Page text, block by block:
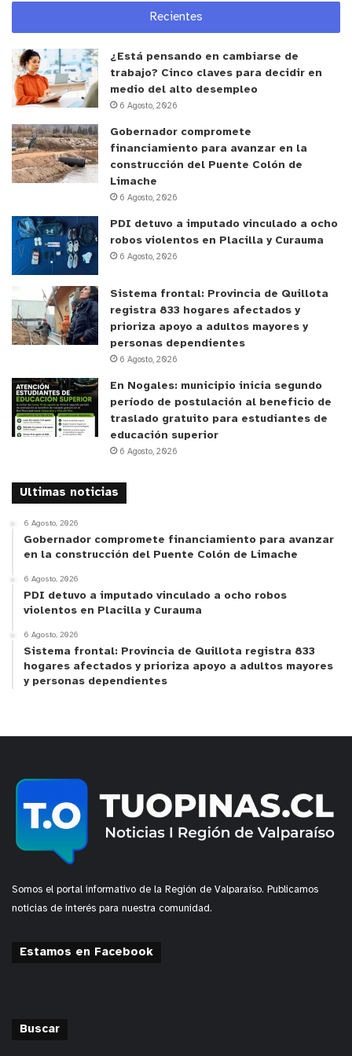
pronóstico del paciente se ve influenciado por el
tiempo en que nosotros debemos disponer de él
en el lugar en que tiene que estar; ya que si un
paciente está muy lejos, probablemente,
podríamos darle mayor oportunidad y mejor
pronóstico si es que ese paciente lo podemos
desplazar por vía aérea. Somos un territorio muy
extenso, de los más extensos del país, entonces
para nosotros la posibilidad de evacuar pacientes
por vía aérea, es una gran noticia”, señaló el
Director del SAMU SSVQ.
Además de pacientes, el traslado aéreo podría
favorecer también el transporte de órganos
procurados que permiten mejorar la sobrevida y
calidad de vida de los receptores; no obstante,
para el uso del helipuerto se requieren protocolos
clínicos a cumplir que están en pleno diseño y,
además, disponer de un convenio público con
alguna empresa dedicada a la aéreo evacuación de
helipuertos de los hospitales Gustavo Fricke y
operar.
y tú, ¿qué opinas?
Recientes
¿Está pensando en cambiarse de
trabajo? Cinco claves para decidir en
medio del alto desempleo
6 Agosto, 2026
Gobernador compromete
financiamiento para avanzar en la
construcción del Puente Colón de
Limache
6 Agosto, 2026
PDI detuvo a imputado vinculado a ocho
robos violentos en Placilla y Curauma
6 Agosto, 2026
Sistema frontal: Provincia de Quillota
registra 833 hogares afectados y
prioriza apoyo a adultos mayores y
personas dependientes
6 Agosto, 2026
En Nogales: municipio inicia segundo
período de postulación al beneficio de
traslado gratuito para estudiantes de
educación superior
6 Agosto, 2026
Ultimas noticias
6 Agosto, 2026
Gobernador compromete financiamiento para avanzar
en la construcción del Puente Colón de Limache
6 Agosto, 2026
PDI detuvo a imputado vinculado a ocho robos
violentos en Placilla y Curauma
6 Agosto, 2026
Sistema frontal: Provincia de Quillota registra 833
hogares afectados y prioriza apoyo a adultos mayores
y personas dependientes
Somos el portal informativo de la Región de Valparaíso. Publicamos
noticias de interés para nuestra comunidad.
Estamos en Facebook
Buscar